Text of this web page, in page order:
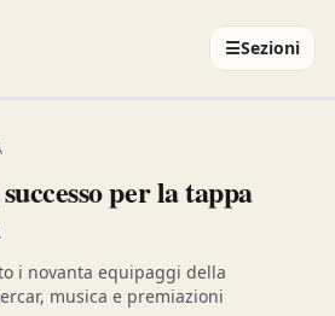
☰Sezioni
per la tappa
i novanta equipaggi della
musica e premiazioni